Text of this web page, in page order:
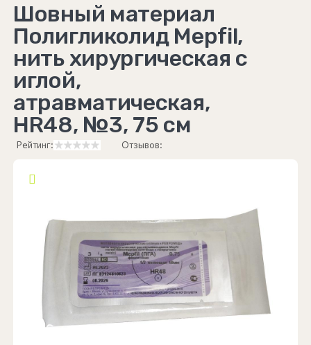
Шовный материал
Полигликолид Mepfil,
нить хирургическая с
иглой,
атравматическая,
HR48, №3, 75 см
Рейтинг: Отзывов: